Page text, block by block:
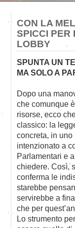
CON LA
SPICCI PER
LOBBY
SPUNTA UN
MA SOLO A
Dopo una
che comunque
risorse, ecco
classico: la
concreta, in uno
intenzionato a
Parlamentari e
chiedere. Così,
conferma le
starebbe
servirebbe a
che per
Lo strumento